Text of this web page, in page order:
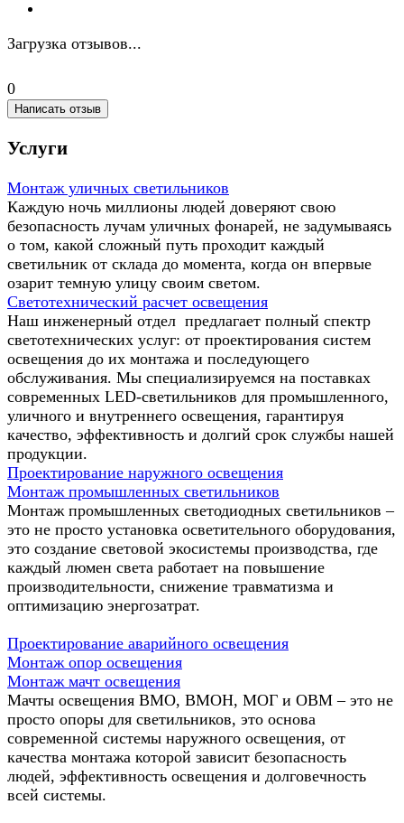
Загрузка отзывов...
0
Написать отзыв
Услуги
Монтаж уличных светильников
Каждую ночь миллионы людей доверяют свою
безопасность лучам уличных фонарей, не задумываясь
о том, какой сложный путь проходит каждый
светильник от склада до момента, когда он впервые
озарит темную улицу своим светом.
Светотехнический расчет освещения
Наш инженерный отдел предлагает полный спектр
светотехнических услуг: от проектирования систем
освещения до их монтажа и последующего
обслуживания. Мы специализируемся на поставках
современных LED-светильников для промышленного,
уличного и внутреннего освещения, гарантируя
качество, эффективность и долгий срок службы нашей
продукции.
Проектирование наружного освещения
Монтаж промышленных светильников
Монтаж промышленных светодиодных светильников –
это не просто установка осветительного оборудования,
это создание световой экосистемы производства, где
каждый люмен света работает на повышение
производительности, снижение травматизма и
оптимизацию энергозатрат.
Проектирование аварийного освещения
Монтаж опор освещения
Монтаж мачт освещения
Мачты освещения ВМО, ВМОН, МОГ и ОВМ – это не
просто опоры для светильников, это основа
современной системы наружного освещения, от
качества монтажа которой зависит безопасность
людей, эффективность освещения и долговечность
всей системы.